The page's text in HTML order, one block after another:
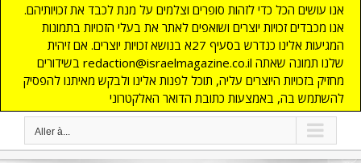
אנו עושים הכל כדי לזהות סופרים וצלמים על מנת לכבד את זכויותיהם.
אנו מכבדים זכויות יוצרים ושואפים לאתר את בעלי הזכויות בתמונות
המגיעות אלינו כנדרש בסעיף 27א בנושא זכויות יוצרים. אם זיהית
בשידורים redaction@israelmagazine.co.il שלנו תמונה שאתה
מחזיק בזכויות היוצרים עליה, תוכל לפנות אלינו ולבקש מאיתנו להפסיק
להשתמש בה, באמצעות כתובת הדואר האלקטרוני
Aller à...